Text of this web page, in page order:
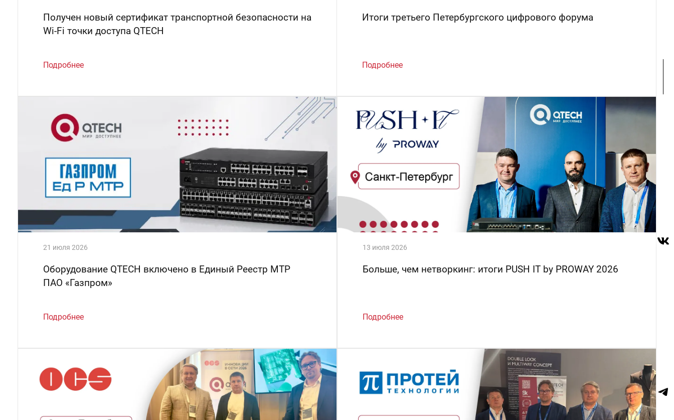
Получен новый сертификат транспортной безопасности на
Wi-Fi точки доступа QTECH
Подробнее
Итоги третьего Петербургского цифрового форума
Подробнее
21 июля 2026
Оборудование QTECH включено в Единый Реестр МТР
ПАО «Газпром»
Подробнее
13 июля 2026
Больше, чем нетворкинг: итоги PUSH IT by PROWAY 2026
Подробнее